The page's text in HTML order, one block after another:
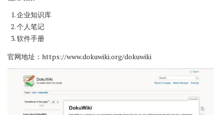
企业知识库
个人笔记
软件手册
官网地址： https://www.dokuwiki.org/dokuwiki